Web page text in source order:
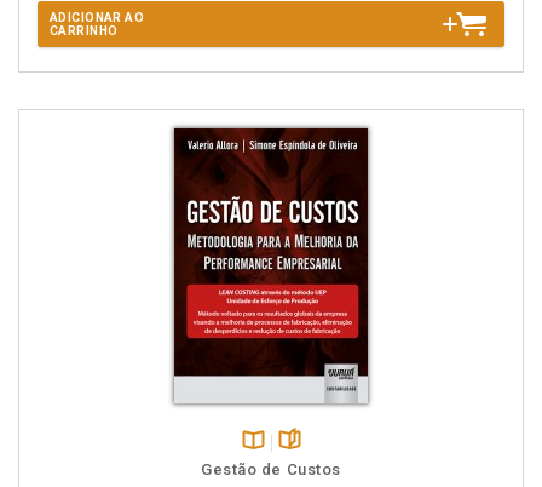
ADICIONAR AO
CARRINHO
Disponível
páginas
Gestão de Custos